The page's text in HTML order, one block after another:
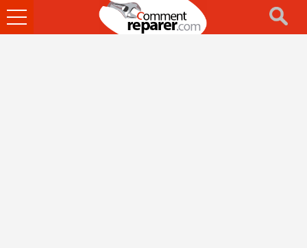
Ouvrir
le